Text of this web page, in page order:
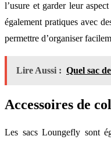
l’usure et garder leur
également pratiques avec
permettre d’organiser
Lire Aussi : Quel sac
Accessoires de
Les sacs Loungefly sont